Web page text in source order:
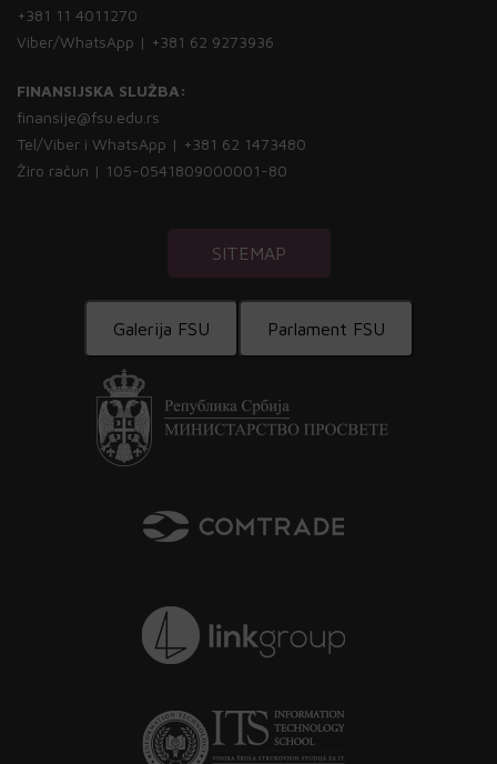
+381 11 4011270
Viber/WhatsApp | +381 62 9273936
FINANSIJSKA SLUŽBA:
finansije@fsu.edu.rs
Tel/Viber i WhatsApp | +381 62 1473480
Žiro račun | 105-0541809000001-80
SITEMAP
Galerija FSU Parlament FSU